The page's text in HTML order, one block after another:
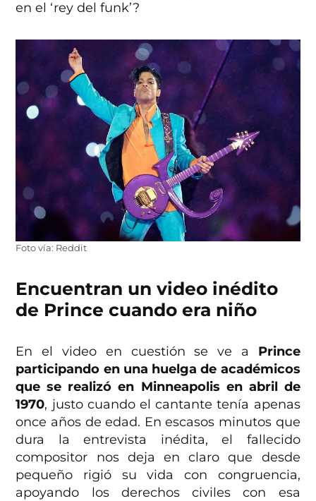
en el ‘rey del funk’?
Foto vía: Reddit
Encuentran un video inédito
de Prince cuando era niño
En el video en cuestión se ve a Prince
participando en una huelga de académicos
que se realizó en Minneapolis en abril de
1970, justo cuando el cantante tenía apenas
once años de edad. En escasos minutos que
dura la entrevista inédita, el fallecido
compositor nos deja en claro que desde
pequeño rigió su vida con congruencia,
apoyando los derechos civiles con esa